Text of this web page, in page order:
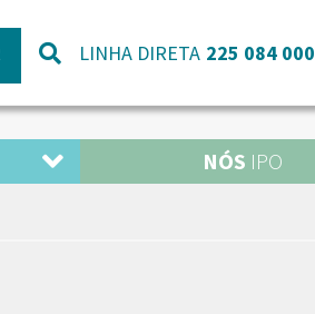
LINHA DIRETA 225 084 000
NÓS IPO